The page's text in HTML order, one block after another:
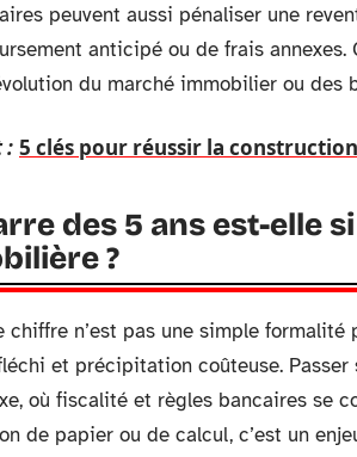
peuvent aussi pénaliser une
anticipé ou de frais annexes.
du marché immobilier ou des
: 5 clés pour réussir la
des 5 ans est-elle
?
chiffre n’est pas une simple
et précipitation coûteuse. Passer
où fiscalité et règles bancaires se
de papier ou de calcul, c’est un